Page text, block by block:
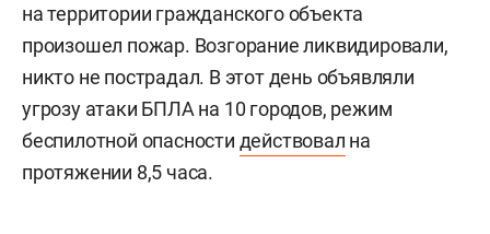
на территории гражданского объекта
произошел пожар. Возгорание ликвидировали,
никто не пострадал. В этот день объявляли
угрозу атаки БПЛА на 10 городов, режим
беспилотной опасности действовал на
протяжении 8,5 часа.